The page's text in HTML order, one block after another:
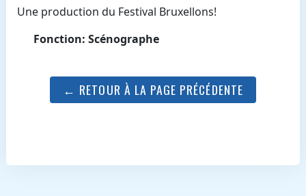
Une production du Festival Bruxellons!
Fonction: Scénographe
← RETOUR À LA PAGE PRÉCÉDENTE